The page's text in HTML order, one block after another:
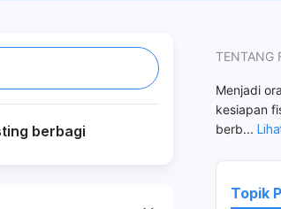
berbagi
TENTANG
Menjadi
kesiapan
berb...
Topik